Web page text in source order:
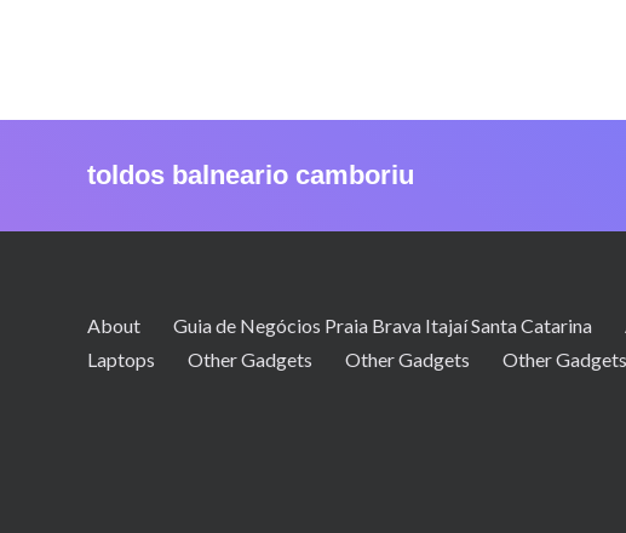
toldos balneario camboriu
About Guia de Negócios Praia Brava Itajaí Santa Catarina
Laptops
Other Gadgets Other Gadgets Other Gadgets